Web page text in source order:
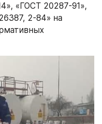
«ГОСТ 20287-91»,
2-84» на